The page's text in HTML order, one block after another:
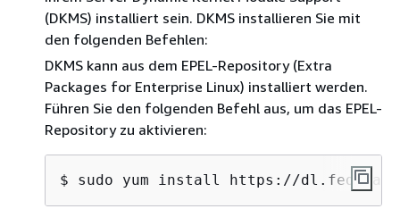
(DKMS) installiert sein. DKMS installieren Sie mit
den folgenden Befehlen:
DKMS kann aus dem EPEL-Repository (Extra
Packages for Enterprise Linux) installiert werden.
Führen Sie den folgenden Befehl aus, um das EPEL-
Repository zu aktivieren:
$ sudo yum install https://